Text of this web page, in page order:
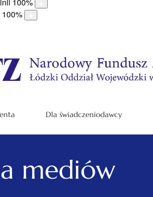
100%
100%
Dla świadczeniodawcy
mediów